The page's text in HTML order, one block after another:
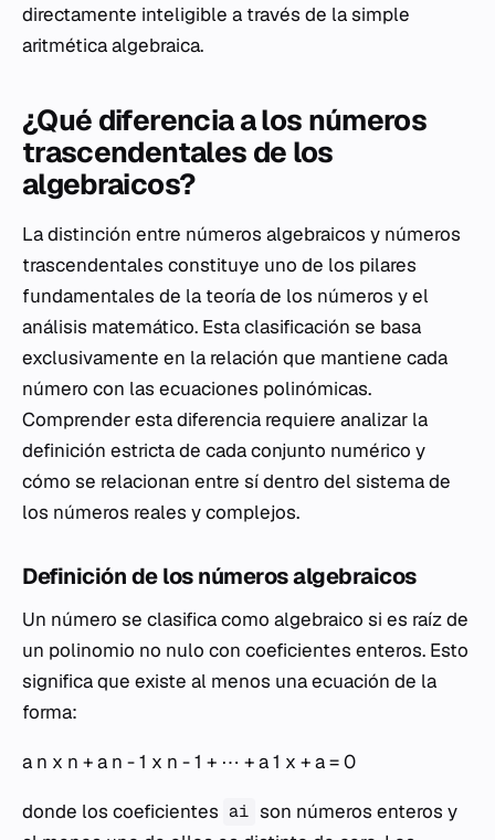
directamente inteligible a través de la simple
aritmética algebraica.
¿Qué diferencia a los números
trascendentales de los
algebraicos?
La distinción entre números algebraicos y números
trascendentales constituye uno de los pilares
fundamentales de la teoría de los números y el
análisis matemático. Esta clasificación se basa
exclusivamente en la relación que mantiene cada
número con las ecuaciones polinómicas.
Comprender esta diferencia requiere analizar la
definición estricta de cada conjunto numérico y
cómo se relacionan entre sí dentro del sistema de
los números reales y complejos.
Definición de los números algebraicos
Un número se clasifica como algebraico si es raíz de
un polinomio no nulo con coeficientes enteros. Esto
significa que existe al menos una ecuación de la
forma:
a n x n + a n - 1 x n - 1 + ⋯ + a 1 x + a = 0
donde los coeficientes ai son números enteros y